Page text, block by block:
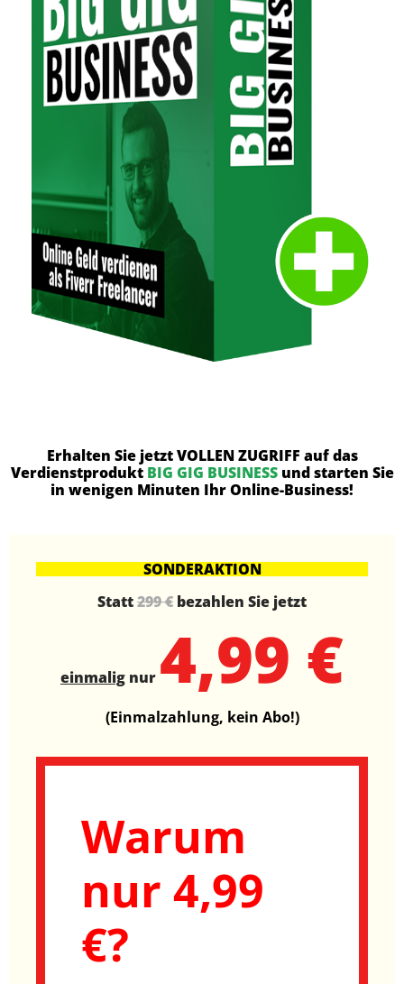
Erhalten Sie jetzt VOLLEN ZUGRIFF auf das
Verdienstprodukt BIG GIG BUSINESSund starten Sie
in wenigen Minuten Ihr Online-Business!
SONDERAKTION
Statt299 € bezahlen Sie jetzt
einmalig nur 4,99 €
(Einmalzahlung, kein Abo!)
Warum
nur 4,99
€?